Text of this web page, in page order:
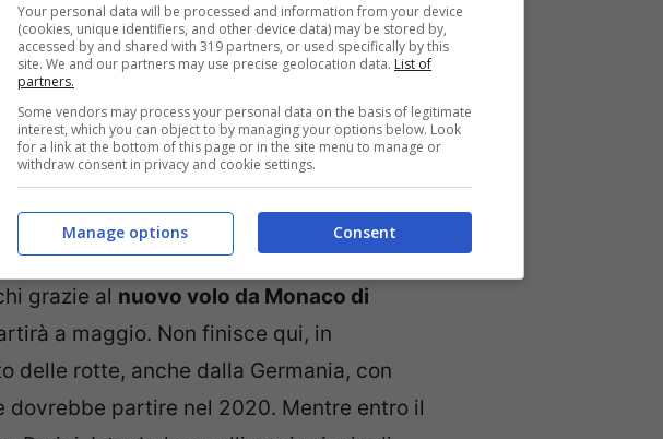
licenza CC BY 2.0 )
Polonia, grazie alle due rotte operate
A queste si aggiungono un’altra rotta per
, e quelle perTallinn(capitale dell’Estonia) e
Ryanair. Si stima che questi voli
Rimini.
grazie al nuovo volo da Monaco di
a maggio. Non finisce qui, in
delle rotte, anche dalla Germania, con
dovrebbe partire nel 2020. Mentre entro il
Your personal data will be processed and information from your device
(cookies, unique identifiers, and other device data) may be stored by,
accessed by and shared with 319 partners, or used specifically by this
site. We and our partners may use precise geolocation data. List of
partners.
Some vendors may process your personal data on the basis of legitimate
interest, which you can object to by managing your options below. Look
for a link at the bottom of this page or in the site menu to manage or
withdraw consent in privacy and cookie settings.
Consent
Manage options